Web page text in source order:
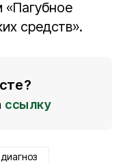
средств».
ссылку
диагноз